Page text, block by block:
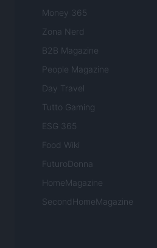
Money 365
Zona Nerd
B2B Magazine
People Magazine
Day Travel
Tutto Gaming
ESG 365
Food Wiki
FuturoDonna
HomeMagazine
SecondHomeMagazine